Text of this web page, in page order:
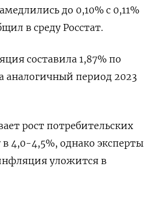
до 0,10% с 0,11%
в среду Росстат.
составила 1,87% по
аналогичный период 2023
рост потребительских
4,0-4,5%, однако эксперты
уложится в